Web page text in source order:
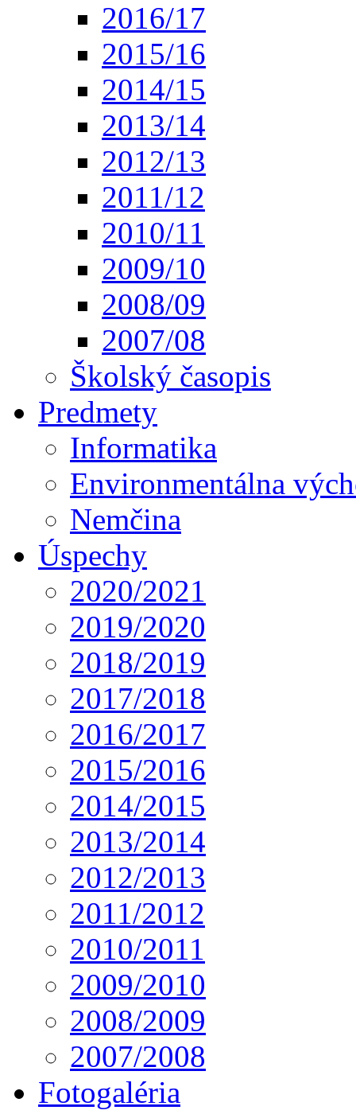
2016/17
2015/16
2014/15
2013/14
2012/13
2011/12
2010/11
2009/10
2008/09
2007/08
Školský časopis
Predmety
Informatika
Environmentálna
Nemčina
Úspechy
2020/2021
2019/2020
2018/2019
2017/2018
2016/2017
2015/2016
2014/2015
2013/2014
2012/2013
2011/2012
2010/2011
2009/2010
2008/2009
2007/2008
Fotogaléria